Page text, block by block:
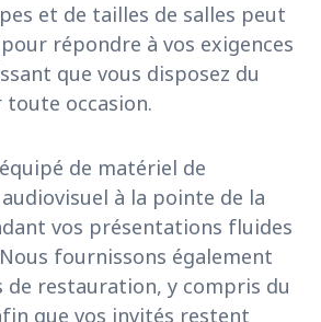
et de tailles de salles peut
répondre à vos exigences
que vous disposez du
occasion.
de matériel de
à la pointe de la
vos présentations fluides
fournissons également
de restauration, y compris du
que vos invités restent